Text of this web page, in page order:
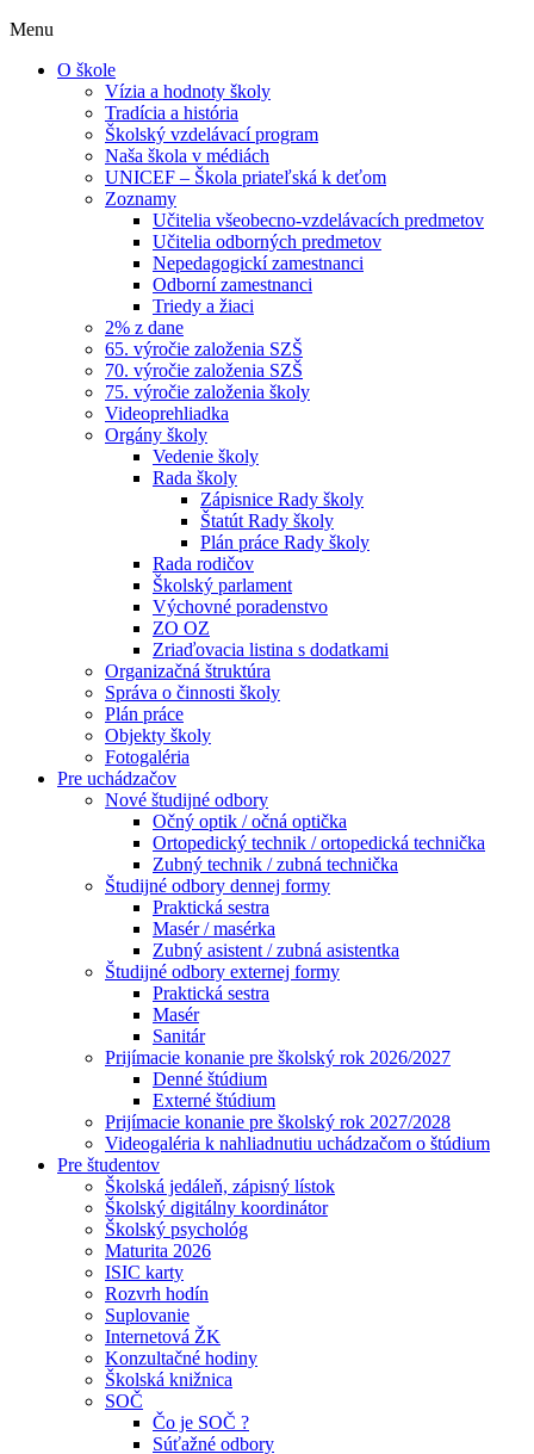
Menu
O škole
Vízia a hodnoty školy
Tradícia a história
Školský vzdelávací program
Naša škola v médiách
UNICEF – Škola priateľská k deťom
Zoznamy
Učitelia všeobecno-vzdelávacích predmetov
Učitelia odborných predmetov
Nepedagogickí zamestnanci
Odborní zamestnanci
Triedy a žiaci
2% z dane
65. výročie založenia SZŠ
70. výročie založenia SZŠ
75. výročie založenia školy
Videoprehliadka
Orgány školy
Vedenie školy
Rada školy
Zápisnice Rady školy
Štatút Rady školy
Plán práce Rady školy
Rada rodičov
Školský parlament
Výchovné poradenstvo
ZO OZ
Zriaďovacia listina s dodatkami
Organizačná štruktúra
Správa o činnosti školy
Plán práce
Objekty školy
Fotogaléria
Pre uchádzačov
Nové študijné odbory
Očný optik / očná optička
Ortopedický technik / ortopedická technička
Zubný technik / zubná technička
Študijné odbory dennej formy
Praktická sestra
Masér / masérka
Zubný asistent / zubná asistentka
Študijné odbory externej formy
Praktická sestra
Masér
Sanitár
Prijímacie konanie pre školský rok 2026/2027
Denné štúdium
Externé štúdium
Prijímacie konanie pre školský rok 2027/2028
Videogaléria k nahliadnutiu uchádzačom o štúdium
Pre študentov
Školská jedáleň, zápisný lístok
Školský digitálny koordinátor
Školský psychológ
Maturita 2026
ISIC karty
Rozvrh hodín
Suplovanie
Internetová ŽK
Konzultačné hodiny
Školská knižnica
SOČ
Čo je SOČ ?
Súťažné odbory